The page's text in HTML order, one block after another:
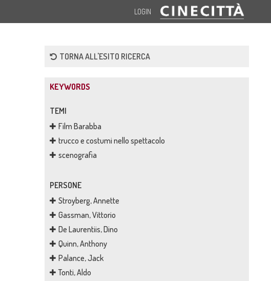
LOGIN
TORNA ALL'ESITO RICERCA
KEYWORDS
TEMI
Film Barabba
trucco e costumi nello spettacolo
scenografia
PERSONE
Stroyberg, Annette
Gassman, Vittorio
De Laurentiis, Dino
Quinn, Anthony
Palance, Jack
Tonti, Aldo